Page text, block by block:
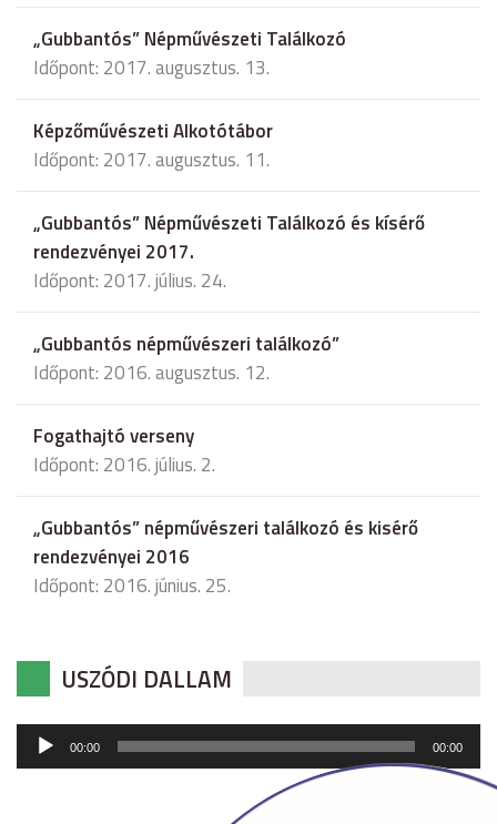
„Gubbantós” Népművészeti Találkozó
Időpont: 2017. augusztus. 13.
Képzőművészeti Alkotótábor
Időpont: 2017. augusztus. 11.
„Gubbantós” Népművészeti Találkozó és kísérő
rendezvényei 2017.
Időpont: 2017. július. 24.
„Gubbantós népművészeri találkozó”
Időpont: 2016. augusztus. 12.
Fogathajtó verseny
Időpont: 2016. július. 2.
„Gubbantós” népművészeri találkozó és kisérő
rendezvényei 2016
Időpont: 2016. június. 25.
USZÓDI DALLAM
Audió
lejátszó
00:00 00:00